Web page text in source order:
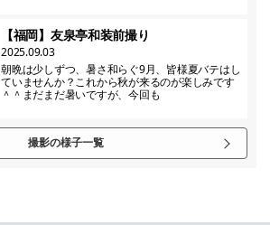
【福岡】友泉亭和装前撮り
2025.09.03
朝晩は少しずつ、暑さ和らぐ9月、皆様夏バテはし
ていませんか？これから秋が来るのが楽しみです
＾＾まだまだ暑いですが、今回も
撮影の様子一覧